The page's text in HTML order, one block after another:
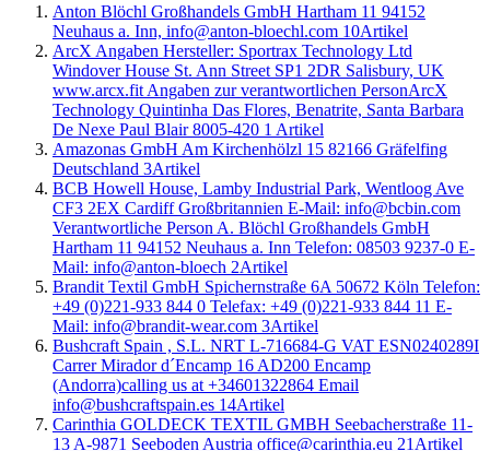
Anton Blöchl Großhandels GmbH Hartham 11 94152
Neuhaus a. Inn, info@anton-bloechl.com 10Artikel
ArcX Angaben Hersteller: Sportrax Technology Ltd
Windover House St. Ann Street SP1 2DR Salisbury, UK
www.arcx.fit Angaben zur verantwortlichen PersonArcX
Technology Quintinha Das Flores, Benatrite, Santa Barbara
De Nexe Paul Blair 8005-420 1 Artikel
Amazonas GmbH Am Kirchenhölzl 15 82166 Gräfelfing
Deutschland 3Artikel
BCB Howell House, Lamby Industrial Park, Wentloog Ave
CF3 2EX Cardiff Großbritannien E-Mail: info@bcbin.com
Verantwortliche Person A. Blöchl Großhandels GmbH
Hartham 11 94152 Neuhaus a. Inn Telefon: 08503 9237-0 E-
Mail: info@anton-bloech 2Artikel
Brandit Textil GmbH Spichernstraße 6A 50672 Köln Telefon:
+49 (0)221-933 844 0 Telefax: +49 (0)221-933 844 11 E-
Mail: info@brandit-wear.com 3Artikel
Bushcraft Spain , S.L. NRT L-716684-G VAT ESN0240289I
Carrer Mirador d´Encamp 16 AD200 Encamp
(Andorra)calling us at +34601322864 Email
info@bushcraftspain.es 14Artikel
Carinthia GOLDECK TEXTIL GMBH Seebacherstraße 11-
13 A-9871 Seeboden Austria office@carinthia.eu 21 Artikel